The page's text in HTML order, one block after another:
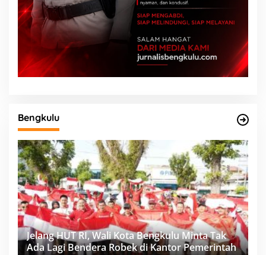
Bengkulu
Jelang HUT RI, Wali Kota Bengkulu Minta Tak
Ada Lagi Bendera Robek di Kantor Pemerintah